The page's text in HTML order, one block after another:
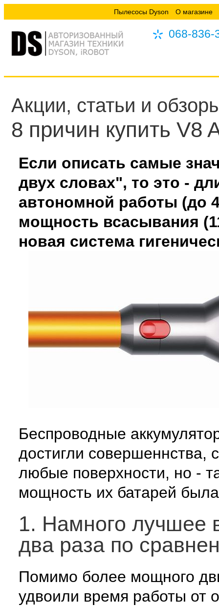
Пылесосы Dyson О магазине
068-836-
Акции, статьи и
8 причин купить V8
Если описать самые
двух словах", то это -
автономной работы (до
мощность всасывания
новая система
Беспроводные
достигли совершеннства,
любые поверхности, но -
мощность их батарей
1. Намного лучшее
два раза по
Помимо более мощного
удвоили время работы от